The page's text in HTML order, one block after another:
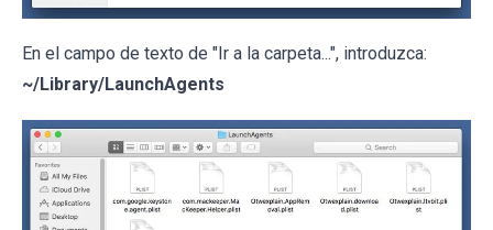
En el campo de texto de "Ir a la carpeta...", introduzca:
~/Library/LaunchAgents